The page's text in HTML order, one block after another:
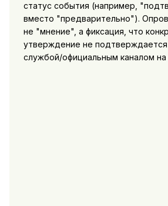
статус события (например,
вместо "предварительно").
не "мнение", а фиксация, что
утверждение не
службой/официальным каналом